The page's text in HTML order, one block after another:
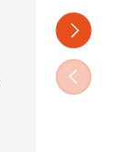
Suivant